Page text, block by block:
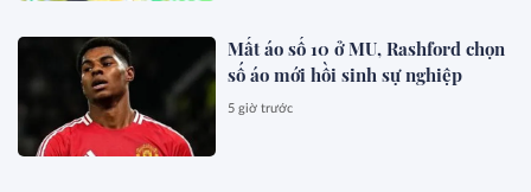
Mất áo số 10 ở MU, Rashford chọn
số áo mới hồi sinh sự nghiệp
5 giờ trước